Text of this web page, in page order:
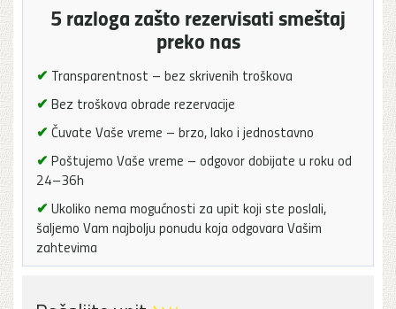
5 razloga zašto rezervisati smeštaj
preko nas
✔ Transparentnost – bez skrivenih troškova
✔ Bez troškova obrade rezervacije
✔ Čuvate Vaše vreme – brzo, lako i jednostavno
✔ Poštujemo Vaše vreme – odgovor dobijate u roku od
24–36h
✔ Ukoliko nema mogućnosti za upit koji ste poslali,
šaljemo Vam najbolju ponudu koja odgovara Vašim
zahtevima